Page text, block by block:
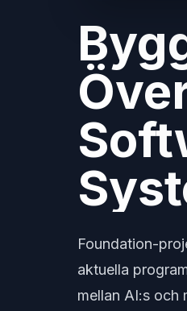
Foundation-
aktuella
mellan AI:s och